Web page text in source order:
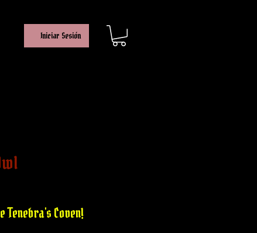
Iniciar Sesión
Tenebra's Coven!